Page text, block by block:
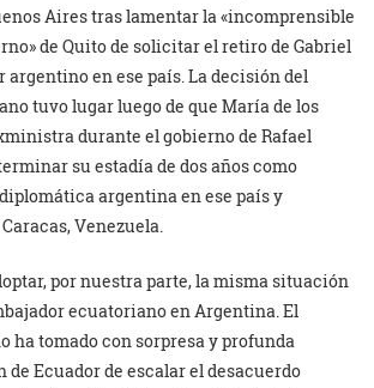
Aires tras lamentar la «incomprensible
de Quito de solicitar el retiro de Gabriel
argentino en ese país. La decisión del
tuvo lugar luego de que María de los
durante el gobierno de Rafael
su estadía de dos años como
argentina en ese país y
Venezuela.
por nuestra parte, la misma situación
ecuatoriano en Argentina. El
ha tomado con sorpresa y profunda
Ecuador de escalar el desacuerdo